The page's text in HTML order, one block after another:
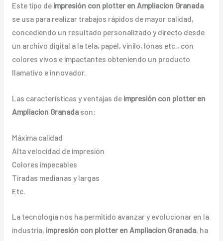
Este tipo de impresión con plotter en Ampliacion Granada
se usa para realizar trabajos rápidos de mayor calidad,
concediendo un resultado personalizado y directo desde
un archivo digital a la tela, papel, vinilo, lonas etc., con
colores vivos e impactantes obteniendo un producto
llamativo e innovador.
Las características y ventajas de impresión con plotter en
Ampliacion Granadason:
Máxima calidad
Alta velocidad de impresión
Colores impecables
Tiradas medianas y largas
Etc.
La tecnología nos ha permitido avanzar y evolucionar en la
industria, impresión con plotter en Ampliacion Granada, ha